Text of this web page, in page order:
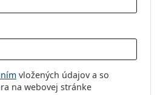
vložených údajov a so
na webovej stránke